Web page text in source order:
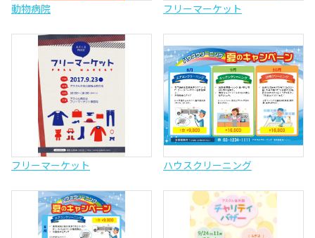
動物病院 フリーマーケット
フリーマーケット ハウスクリーニング